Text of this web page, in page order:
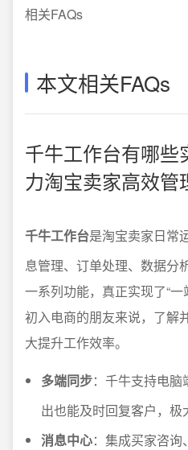
相关FAQs
本文相关FAQs
千牛工作台有哪些
力淘宝卖家高效管
千牛工作台是淘宝卖家日常
息管理、订单处理、数据分
一系列功能，真正实现了“
初入电商的朋友来说，了解
大提升工作效率。
多端同步：千牛支持电
出也能及时回复客户，极
消息中心：集成买家咨